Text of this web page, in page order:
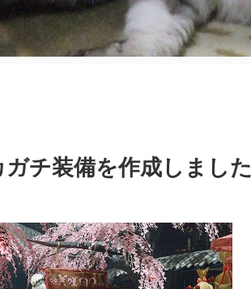
チ装備を作成しました